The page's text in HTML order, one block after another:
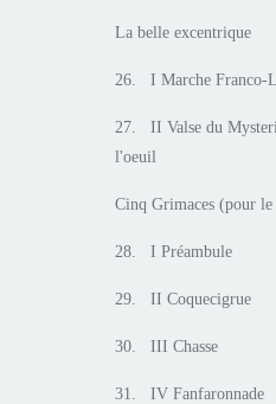
La belle excentrique
26. I Marche Franco-
27. II Valse du
l'oeuil
Cinq Grimaces (pour le
28. I Préambule
29. II Coquecigrue
30. III Chasse
31. IV Fanfaronnade